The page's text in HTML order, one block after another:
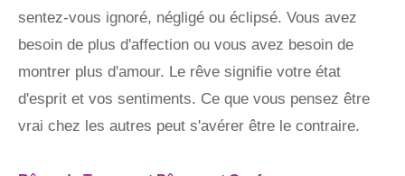
sentez-vous ignoré, négligé ou éclipsé. Vous avez
besoin de plus d'affection ou vous avez besoin de
montrer plus d'amour. Le rêve signifie votre état
d'esprit et vos sentiments. Ce que vous pensez être
vrai chez les autres peut s'avérer être le contraire.